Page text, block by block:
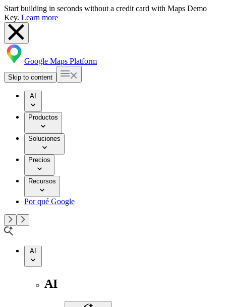
Start building in seconds without a credit card with Maps Demo
Key. Learn more
Google Maps Platform
Skip to content
AI
Productos
Soluciones
Precios
Recursos
Por qué Google
AI
AI